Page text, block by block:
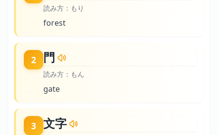
読み方： もり
forest
2 門
読み方： もん
gate
3 文字